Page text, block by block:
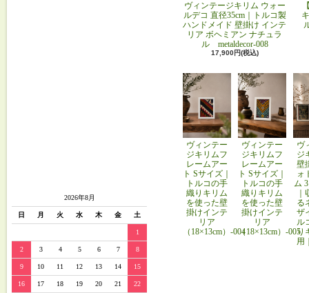
2026年8月
日 月 火 水 木 金 土
1
2 3 4 5 6 7 8
9 10 11 12 13 14 15
16 17 18 19 20 21 22
ヴィンテージキリム ウォー
ルデコ 直径35cm｜トルコ製
ハンドメイド 壁掛け インテ
リア ボヘミアン ナチュラ
ル metaldecor-008
17,900円(税込)
ヴィンテー
ジキリムフ
レームアー
ト Sサイズ｜
トルコの手
織りキリム
を使った壁
掛けインテ
リア
（18×13cm）-004
ヴィンテー
ジキリムフ
レームアー
ト Sサイズ｜
トルコの手
織りキリム
を使った壁
掛けインテ
リア
（18×13cm）-005
ヴ
ジ
壁
ォ
ム
る
ザ
ル
り
用